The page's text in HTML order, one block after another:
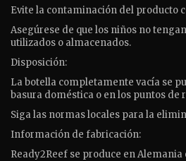
Evite la contaminación del producto
Asegúrese de que los niños no
utilizados o almacenados.
Disposición:
La botella completamente vacía se
basura doméstica o en los puntos de
Siga las normas locales para la
Información de fabricación:
Ready2Reef se produce en